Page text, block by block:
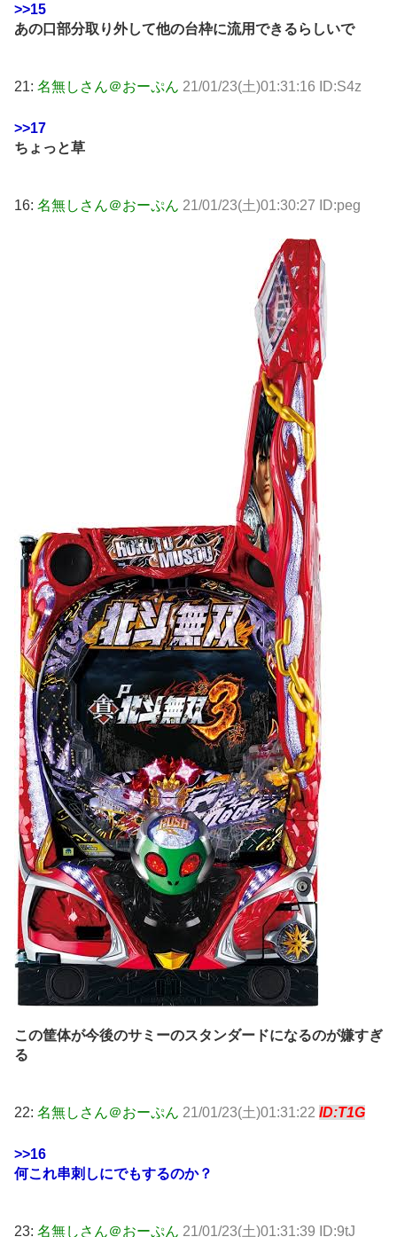
>>15
あの口部分取り外して他の台枠に流用できるらしいで
21: 名無しさん＠おーぷん 21/01/23(土)01:31:16 ID:S4z
>>17
ちょっと草
16: 名無しさん＠おーぷん 21/01/23(土)01:30:27 ID:peg
この筐体が今後のサミーのスタンダードになるのが嫌すぎ
る
22: 名無しさん＠おーぷん 21/01/23(土)01:31:22 ID:T1G
>>16
何これ串刺しにでもするのか？
23: 名無しさん＠おーぷん 21/01/23(土)01:31:39 ID:9tJ